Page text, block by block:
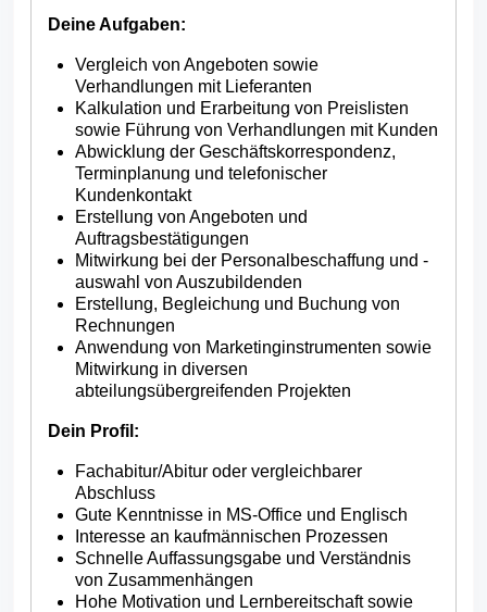
Deine Aufgaben:
Vergleich von Angeboten sowie
Verhandlungen mit Lieferanten
Kalkulation und Erarbeitung von Preislisten
sowie Führung von Verhandlungen mit Kunden
Abwicklung der Geschäftskorrespondenz,
Terminplanung und telefonischer
Kundenkontakt
Erstellung von Angeboten und
Auftragsbestätigungen
Mitwirkung bei der Personalbeschaffung und -
auswahl von Auszubildenden
Erstellung, Begleichung und Buchung von
Rechnungen
Anwendung von Marketinginstrumenten sowie
Mitwirkung in diversen
abteilungsübergreifenden Projekten
Dein Profil:
Fachabitur/Abitur oder vergleichbarer
Abschluss
Gute Kenntnisse in MS-Office und Englisch
Interesse an kaufmännischen Prozessen
Schnelle Auffassungsgabe und Verständnis
von Zusammenhängen
Hohe Motivation und Lernbereitschaft sowie